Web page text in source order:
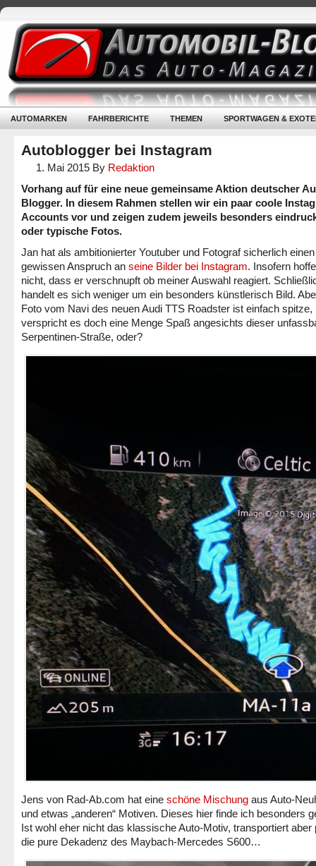
AUTOMARKEN FAHRBERICHTE THEMEN SPORTWAGEN &
Autoblogger bei Instagram
1. Mai 2015 By Redaktion
Vorhang auf für eine neue gemeinsame Aktion deutscher
Blogger. In diesem Rahmen stellen wir ein paar coole
Accounts vor und zeigen zudem jeweils besonders
oder typische Fotos.
Jan hat als ambitionierter Youtuber und Fotograf sicherlich einen
gewissen Anspruch an seine Bilder bei Instagram. Insofern
nicht, dass er verschnupft ob meiner Auswahl reagiert.
handelt es sich weniger um ein besonders künstlerisch Bild.
Foto vom Navi des neuen Audi TTS Roadster ist einfach spitze,
verspricht es doch eine Menge Spaß angesichts dieser
Serpentinen-Straße, oder?
Jens von Rad-Ab.com hat eine schöne Mischung aus Auto-
und etwas „anderen“ Motiven. Dieses hier finde ich besonders
Ist wohl eher nicht das klassische Auto-Motiv, transportiert aber
die pure Dekadenz des Maybach-Mercedes S600…